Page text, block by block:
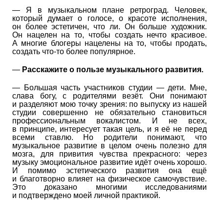
— Я в музыкальном плане ретроград. Человек,
который думает о голосе, о красоте исполнения,
он более эстетичен, что ли. Он больше художник.
Он нацелен на то, чтобы создать нечто красивое.
А многие блогеры нацелены на то, чтобы продать,
создать что-то более популярное.
— Расскажите о пользе музыкального развития.
— Большая часть участников студии — дети. Мне,
слава богу, с родителями везёт. Они понимают
и разделяют мою точку зрения: по выпуску из нашей
студии совершенно не обязательно становиться
профессиональным вокалистом. И не всех,
в принципе, интересует такая цель, и я её не перед
всеми ставлю. Но родители понимают, что
музыкальное развитие в целом очень полезно для
мозга, для привития чувства прекрасного: через
музыку эмоциональное развитие идёт очень хорошо.
И помимо эстетического развития она ещё
и благотворно влияет на физическое самочувствие.
Это доказано многими исследованиями
и подтверждено моей личной практикой.